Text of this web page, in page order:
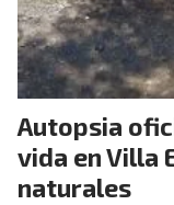
Autopsia
vida en Villa
naturales